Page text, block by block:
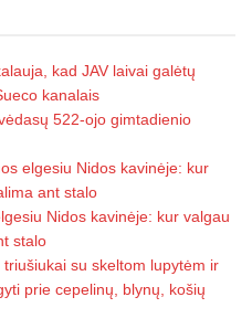
kad JAV laivai galėtų
kanalais
522-ojo gimtadienio
elgesiu Nidos kavinėje: kur
ant stalo
Nidos kavinėje: kur valgau
stalo
triušiukai su skeltom lupytėm ir
prie cepelinų, blynų, košių